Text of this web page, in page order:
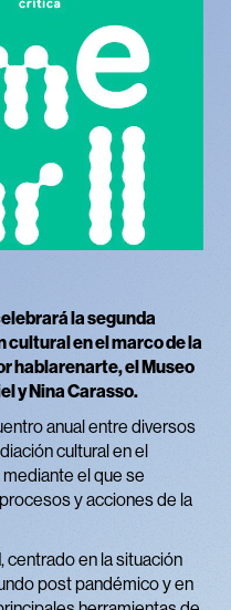
la segunda
cultural en el marco de la
hablarenarte, el Museo
y Nina Carasso.
anual entre diversos
cultural en el
el que se
y acciones de la
, centrado en la situación
post pandémico y en